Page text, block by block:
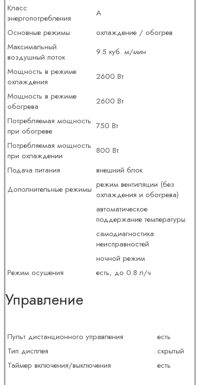
Класс
энергопотребления
A
Основные режимы
охлаждение / обогрев
Максимальный
воздушный поток
9.5 куб. м/мин
Мощность в режиме
охлаждения
2600 Вт
Мощность в режиме
обогрева
2600 Вт
Потребляемая мощность
при обогреве
750 Вт
Потребляемая мощность
при охлаждении
800 Вт
Подача питания
внешний блок
Дополнительные режимы режим вентиляции (без
охлаждения и обогрева)
автоматическое
поддержание температуры
самодиагностика
неисправностей
ночной режим
Режим осушения
есть, до 0.8 л/ч
Управление
Пульт дистанционного управления
есть
Тип дисплея
скрытый
Таймер включения/выключения
есть